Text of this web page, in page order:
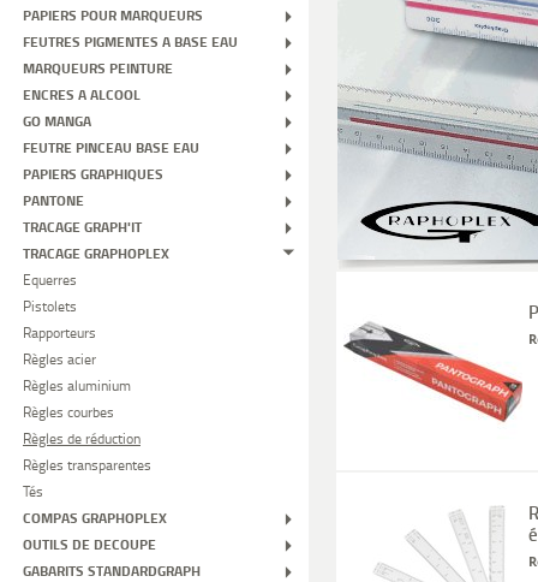
PAPIERS POUR MARQUEURS
FEUTRES PIGMENTES A BASE EAU
MARQUEURS PEINTURE
ENCRES A ALCOOL
GO MANGA
FEUTRE PINCEAU BASE EAU
PAPIERS GRAPHIQUES
PANTONE
TRACAGE GRAPH'IT
TRACAGE GRAPHOPLEX
Equerres
Pistolets
Rapporteurs
Règles acier
Règles aluminium
Règles courbes
Règles de réduction
Règles transparentes
Tés
COMPAS GRAPHOPLEX
OUTILS DE DECOUPE
GABARITS STANDARDGRAPH